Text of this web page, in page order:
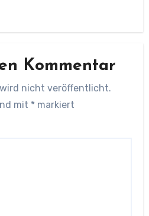
Kommentar
nicht veröffentlicht.
mit * markiert